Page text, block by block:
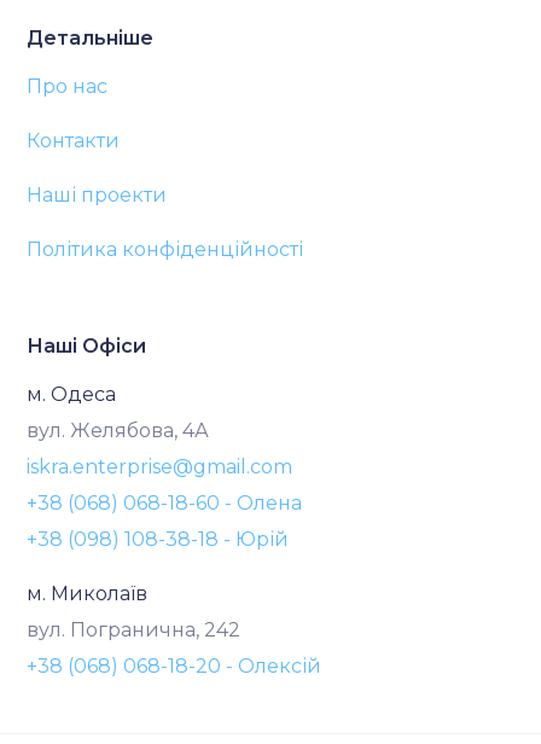
Детальніше
Про нас
Контакти
Наші проекти
Політика конфіденційності
Наші Офіси
м. Одеса
вул. Желябова, 4А
iskra.enterprise@gmail.com
+38 (068) 068-18-60 - Олена
+38 (098) 108-38-18 - Юрій
м. Миколаїв
вул. Погранична, 242
+38 (068) 068-18-20 - Олексій